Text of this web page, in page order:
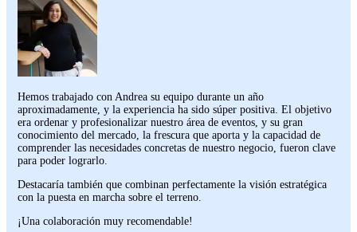
Hemos trabajado con Andrea su equipo durante un año
aproximadamente, y la experiencia ha sido súper positiva. El objetivo
era ordenar y profesionalizar nuestro área de eventos, y su gran
conocimiento del mercado, la frescura que aporta y la capacidad de
comprender las necesidades concretas de nuestro negocio, fueron clave
para poder lograrlo.
Destacaría también que combinan perfectamente la visión estratégica
con la puesta en marcha sobre el terreno.
¡Una colaboración muy recomendable!